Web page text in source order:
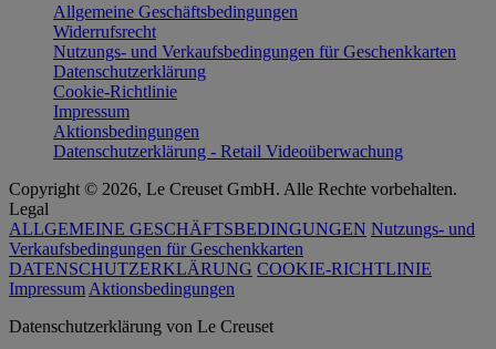
Allgemeine Geschäftsbedingungen
Widerrufsrecht
Nutzungs- und Verkaufsbedingungen für Geschenkkarten
Datenschutzerklärung
Cookie-Richtlinie
Impressum
Aktionsbedingungen
Datenschutzerklärung - Retail Videoüberwachung
Copyright © 2026, Le Creuset GmbH. Alle Rechte vorbehalten.
Legal
ALLGEMEINE GESCHÄFTSBEDINGUNGEN Nutzungs- und
Verkaufsbedingungen für Geschenkkarten
DATENSCHUTZERKLÄRUNG COOKIE-RICHTLINIE
Impressum Aktionsbedingungen
Datenschutz­erklärung von Le Creuset